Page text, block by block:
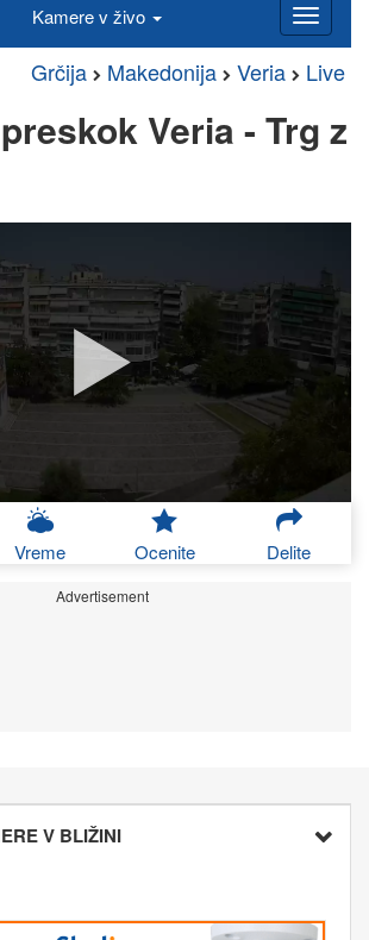
Kamere v živo
Grčija Makedonija Veria Live
Veria - Trg z
Vreme Ocenite Delite
Advertisement
V BLIŽINI